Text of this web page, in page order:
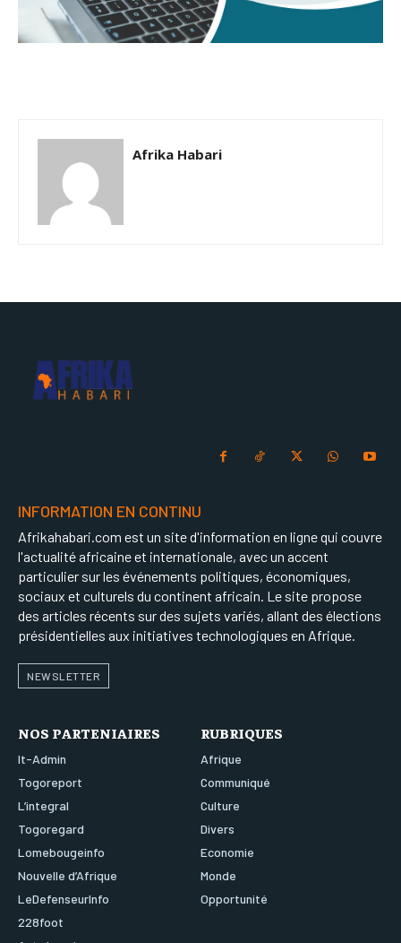
Afrika Habari
INFORMATION EN CONTINU
Afrikahabari.com est un site d'information en ligne qui couvre
l'actualité africaine et internationale, avec un accent
particulier sur les événements politiques, économiques,
sociaux et culturels du continent africain. Le site propose
des articles récents sur des sujets variés, allant des élections
présidentielles aux initiatives technologiques en Afrique.
NEWSLETTER
NOS PARTENIAIRES
It-Admin
Togoreport
L’integral
Togoregard
Lomebougeinfo
Nouvelle d’Afrique
LeDefenseurInfo
228foot
RUBRIQUES
Afrique
Communiqué
Culture
Divers
Economie
Monde
Opportunité